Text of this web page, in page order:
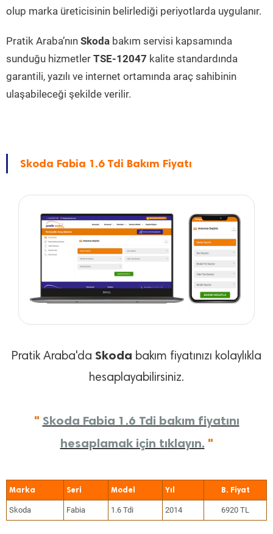
olup marka üreticisinin belirlediği periyotlarda uygulanır.
Pratik Araba’nın Skoda bakım servisi kapsamında
sunduğu hizmetler TSE-12047 kalite standardında
garantili, yazılı ve internet ortamında araç sahibinin
ulaşabileceği şekilde verilir.
Skoda Fabia 1.6 Tdi Bakım Fiyatı
Pratik Araba'da Skoda bakım fiyatınızı kolaylıkla
hesaplayabilirsiniz.
" Skoda Fabia 1.6 Tdi bakım fiyatını
hesaplamak için tıklayın. "
Marka Seri Model Yıl
Skoda Fabia 1.6 Tdi 2014 6920 TL